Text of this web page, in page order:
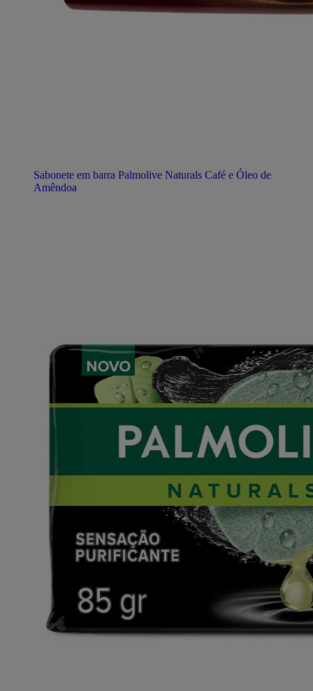
Sabonete em barra Palmolive Naturals Café e Óleo de
Amêndoa